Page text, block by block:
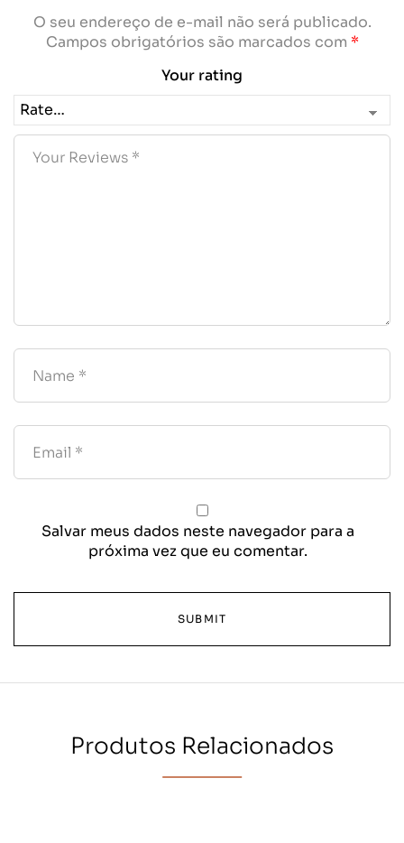
O seu endereço de e-mail não será publicado.
Campos obrigatórios são marcados com *
Your rating
Salvar meus dados neste navegador para a
próxima vez que eu comentar.
Produtos Relacionados